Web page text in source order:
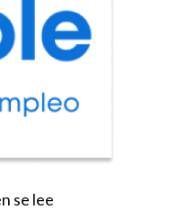
se lee